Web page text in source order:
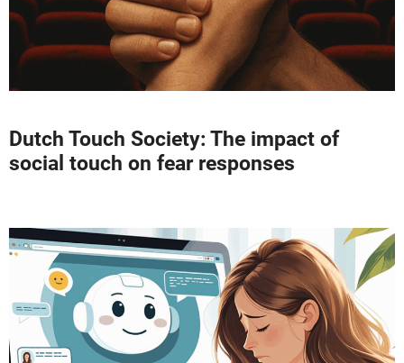
Dutch Touch Society: The impact of
social touch on fear responses